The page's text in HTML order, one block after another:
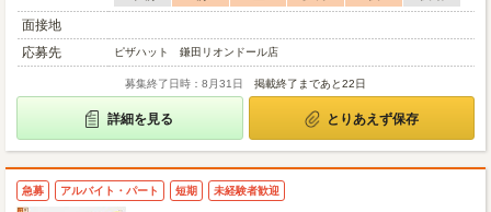
面接地
応募先
ピザハット 鎌田リオンドール店
募集終了日時：8月31日 掲載終了まであと22日
詳細を見る とりあえず保存
急募 アルバイト・パート 短期 未経験者歓迎